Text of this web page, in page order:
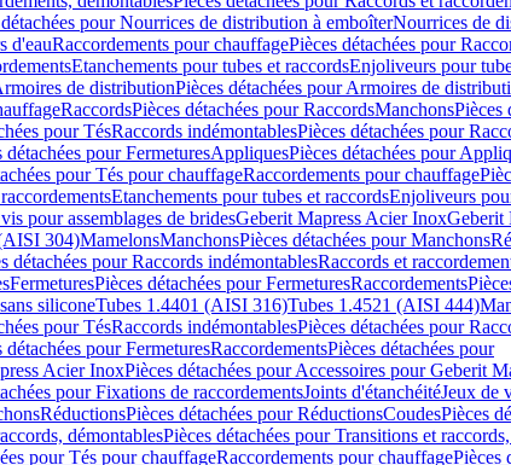
pour Nourrices de distribution à emboîterNourrices de
d'eauRaccordements pour chauffagePièces détachées pour
Etanchements pour tubes et raccordsEnjoliveurs pour
de distributionPièces détachées pour Armoires de
RaccordsPièces détachées pour RaccordsManchonsPièces
pour TésRaccords indémontablesPièces détachées pour
détachées pour FermeturesAppliquesPièces détachées pour
pour Tés pour chauffageRaccordements pour chauffage
Etanchements pour tubes et raccordsEnjoliveurs
pour assemblages de bridesGeberit Mapress Acier InoxGeberit
304)MamelonsManchonsPièces détachées pour Manchons
détachées pour Raccords indémontablesRaccords et
FermeturesPièces détachées pour FermeturesRaccordements
siliconeTubes 1.4401 (AISI 316)Tubes 1.4521 (AISI 444)
pour TésRaccords indémontablesPièces détachées pour
détachées pour FermeturesRaccordementsPièces détachées pour
Acier InoxPièces détachées pour Accessoires pour Geberit
pour Fixations de raccordementsJoints d'étanchéitéJeux de
RéductionsPièces détachées pour RéductionsCoudesPièces
démontablesPièces détachées pour Transitions et
pour Tés pour chauffageRaccordements pour chauffagePièces